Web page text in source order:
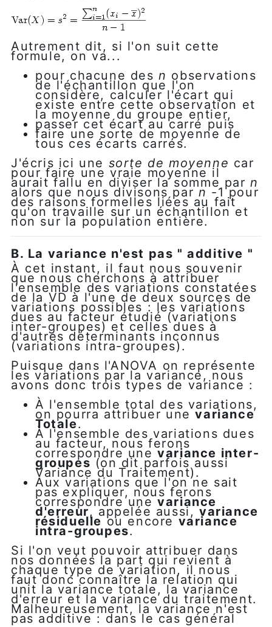
Autrement dit, si l'on suit cette
formule, on va...
pour chacune desn observations
de l'échantillon que l'on
considère, calculer l'écart qui
existe entre cette observation et
la moyenne du groupe entier,
passer cet écart au carré puis
faire une sorte de moyenne de
tous ces écarts carrés.
J'écris ici une sorte de moyenne car
pour faire une vraie moyenne il
aurait fallu en diviser la somme parn
alors que nous divisons par n -1 pour
des raisons formelles liées au fait
qu'on travaille sur un échantillon et
non sur la population entière.
B. La variance n'est pas " additive "
À cet instant, il faut nous souvenir
que nous cherchons à attribuer
l'ensemble des variations constatées
de la VD à l'une de deux sources de
variations possibles : les variations
dues au facteur étudié (variations
inter-groupes) et celles dues à
d'autres déterminants inconnus
(variations intra-groupes).
Puisque dans l'ANOVA on représente
les variations par la variance, nous
avons donc trois types de variance :
À l'ensemble total des variations,
on pourra attribuer unevariance
Totale.
À l'ensemble des variations dues
au facteur, nous ferons
correspondre unevariance inter-
groupes (on dit parfois aussi
Variance du Traitement).
Aux variations que l'on ne sait
pas expliquer, nous ferons
correspondre unevariance
d'erreur, appelée aussi,variance
résiduelle ou encore variance
intra-groupes.
Si l'on veut pouvoir attribuer dans
nos données la part qui revient à
chaque type de variation, il nous
faut donc connaître la relation qui
unit la variance totale, la variance
d'erreur et la variance du traitement.
Malheureusement, la variance n'est
pas additive : dans le cas général